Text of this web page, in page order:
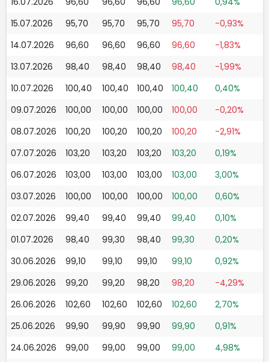
15.07.2026
95,70 95,70 95,70 95,70
-0,93%
14.07.2026
96,60 96,60 96,60 96,60
-1,83%
13.07.2026
98,40 98,40 98,40 98,40
-1,99%
10.07.2026
100,40 100,40 100,40 100,40
0,40%
09.07.2026
100,00 100,00 100,00 100,00
-0,20%
08.07.2026
100,20 100,20 100,20 100,20
-2,91%
07.07.2026
103,20 103,20 103,20 103,20
0,19%
06.07.2026
103,00 103,00 103,00 103,00
3,00%
03.07.2026
100,00 100,00 100,00 100,00
0,60%
02.07.2026
99,40 99,40 99,40 99,40
0,10%
01.07.2026
98,40 99,30 98,40 99,30
0,20%
30.06.2026
99,10 99,10 99,10 99,10
0,92%
29.06.2026
99,20 99,20 98,20 98,20
-4,29%
26.06.2026
102,60 102,60 102,60 102,60
2,70%
25.06.2026
99,90 99,90 99,90 99,90
0,91%
24.06.2026
99,00 99,00 99,00 99,00
4,98%